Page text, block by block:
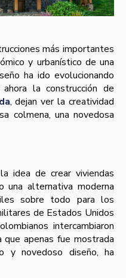
más importantes
y urbaní­stico de una
ha ido evolucionando
la construcción de
, dejan ver la creatividad
colmena, una novedosa
idea de crear viviendas
una alternativa moderna
sobre todo para los
de Estados Unidos
intercambiaron
apenas fue mostrada
y novedoso diseño, ha